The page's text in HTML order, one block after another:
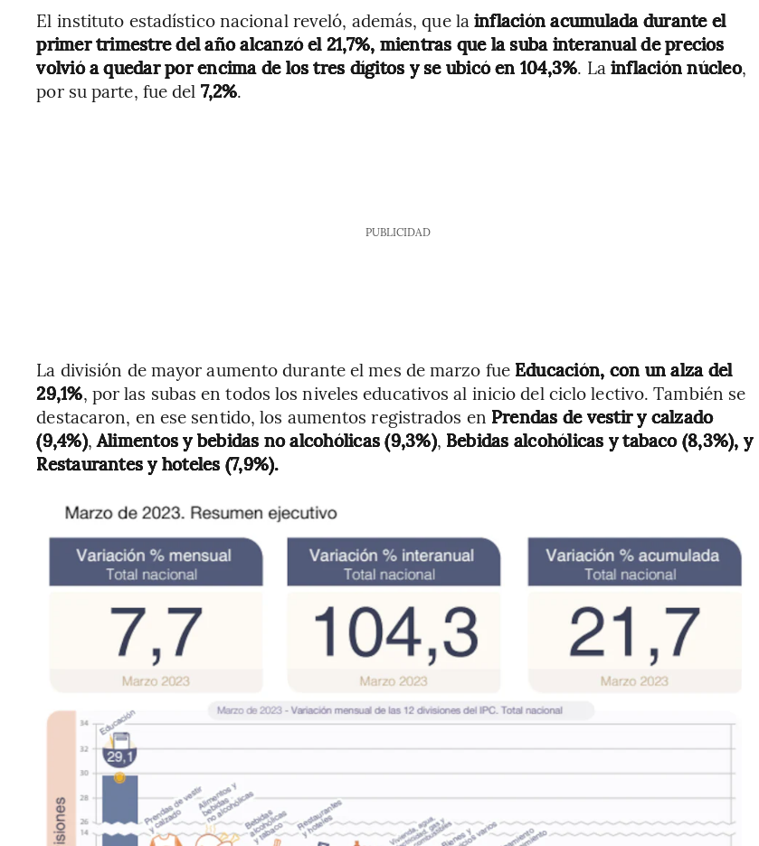
El instituto estadístico nacional reveló, además, que lainflación acumulada durante el
primer trimestre del año alcanzó el 21,7%, mientras que la suba interanual de precios
volvió a quedar por encima de los tres dígitos y se ubicó en 104,3%. Lainflación núcleo,
por su parte, fue del 7,2%.
PUBLICIDAD
La división de mayor aumento durante el mes de marzo fue Educación, con un alza del
29,1%, por las subas en todos los niveles educativos al inicio del ciclo lectivo. También se
destacaron, en ese sentido, los aumentos registrados en Prendas de vestir y calzado
(9,4%),Alimentos y bebidas no alcohólicas (9,3%), Bebidas alcohólicas y tabaco (8,3%), y
Restaurantes y hoteles (7,9%).